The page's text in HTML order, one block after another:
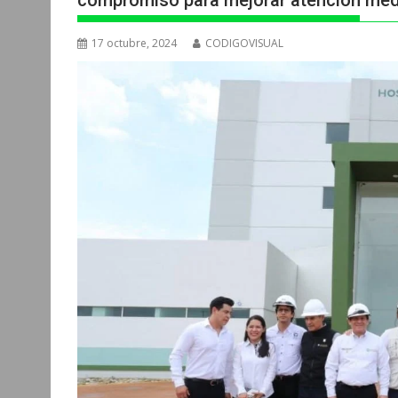
17 octubre, 2024 CODIGOVISUAL